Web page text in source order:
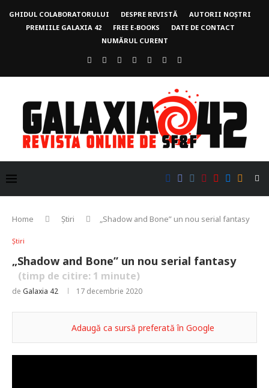
GHIDUL COLABORATORULUI DESPRE REVISTĂ
AUTORII NOȘTRI
PREMIILE GALAXIA 42
FREE E-BOOKS
DATE DE CONTACT
NUMĂRUL CURENT
Home Știri „Shadow and Bone” un nou serial fantasy
Știri
„Shadow and Bone” un nou serial fantasy
(timp de citire: 1 minute)
de Galaxia 42 17 decembrie 2020
Adaugă ca sursă preferată în Google